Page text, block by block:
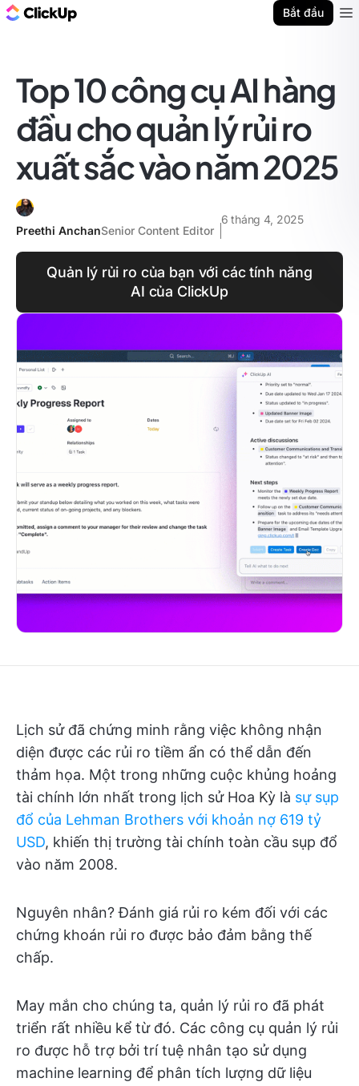
Bắt đầu
Top 10 công cụ AI hàng
đầu cho quản lý rủi ro
xuất sắc vào năm 2025
Preethi AnchanSenior Content Editor
6 tháng 4, 2025
Quản lý rủi ro của bạn với các tính năng
AI của ClickUp
Lịch sử đã chứng minh rằng việc không nhận
diện được các rủi ro tiềm ẩn có thể dẫn đến
thảm họa. Một trong những cuộc khủng hoảng
tài chính lớn nhất trong lịch sử Hoa Kỳ là sự sụp
đổ của Lehman Brothers với khoản nợ 619 tỷ
USD, khiến thị trường tài chính toàn cầu sụp đổ
vào năm 2008.
Nguyên nhân? Đánh giá rủi ro kém đối với các
chứng khoán rủi ro được bảo đảm bằng thế
chấp.
May mắn cho chúng ta, quản lý rủi ro đã phát
triển rất nhiều kể từ đó. Các công cụ quản lý rủi
ro được hỗ trợ bởi trí tuệ nhân tạo sử dụng
machine learning để phân tích lượng dữ liệu